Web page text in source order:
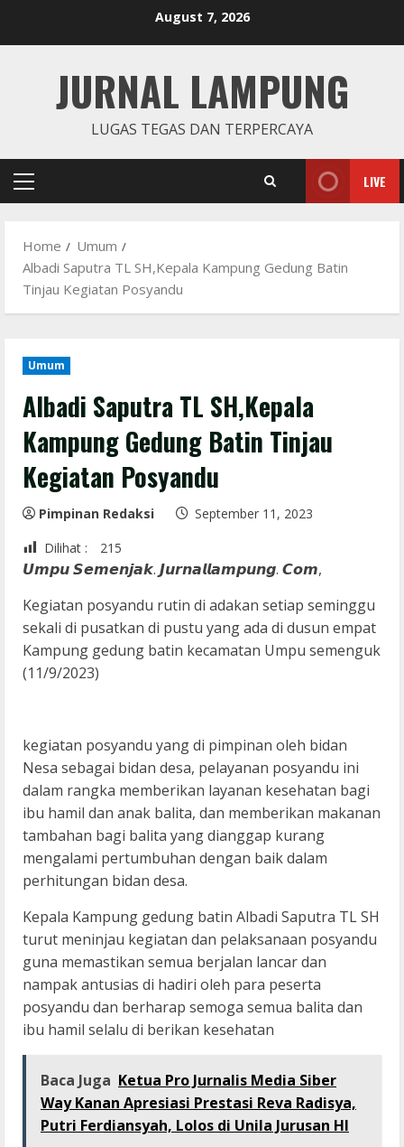
August 7, 2026
JURNAL LAMPUNG
LUGAS TEGAS DAN TERPERCAYA
Primary
LIVE
Home
Umum
Albadi Saputra TL SH,Kepala Kampung Gedung Batin
Tinjau Kegiatan Posyandu
Umum
Albadi Saputra TL SH,Kepala
Kampung Gedung Batin Tinjau
Kegiatan Posyandu
Pimpinan Redaksi
September 11, 2023
Dilihat :
215
𝙐𝙢𝙥𝙪 𝙎𝙚𝙢𝙚𝙣𝙟𝙖𝙠. 𝙅𝙪𝙧𝙣𝙖𝙡𝙡𝙖𝙢𝙥𝙪𝙣𝙜. 𝘾𝙤𝙢,
Kegiatan posyandu rutin di adakan setiap seminggu
sekali di pusatkan di pustu yang ada di dusun empat
Kampung gedung batin kecamatan Umpu semenguk
(11/9/2023)
kegiatan posyandu yang di pimpinan oleh bidan
Nesa sebagai bidan desa, pelayanan posyandu ini
dalam rangka memberikan layanan kesehatan bagi
ibu hamil dan anak balita, dan memberikan makanan
tambahan bagi balita yang dianggap kurang
mengalami pertumbuhan dengan baik dalam
perhitungan bidan desa.
Kepala Kampung gedung batin Albadi Saputra TL SH
turut meninjau kegiatan dan pelaksanaan posyandu
guna memastikan semua berjalan lancar dan
nampak antusias di hadiri oleh para peserta
posyandu dan berharap semoga semua balita dan
ibu hamil selalu di berikan kesehatan
Baca Juga Ketua Pro Jurnalis Media Siber
Way Kanan Apresiasi Prestasi Reva Radisya,
Putri Ferdiansyah, Lolos di Unila Jurusan HI